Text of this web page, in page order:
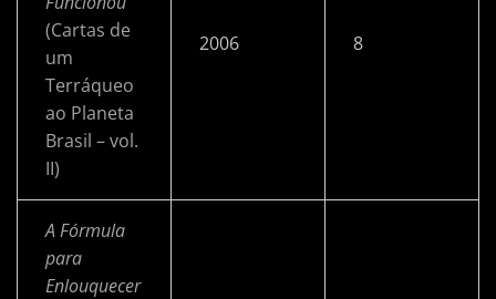
(Cartas de
um
Terráqueo
ao Planeta
Brasil – vol.
II)
2006 8
A Fórmula
para
Enlouquecer